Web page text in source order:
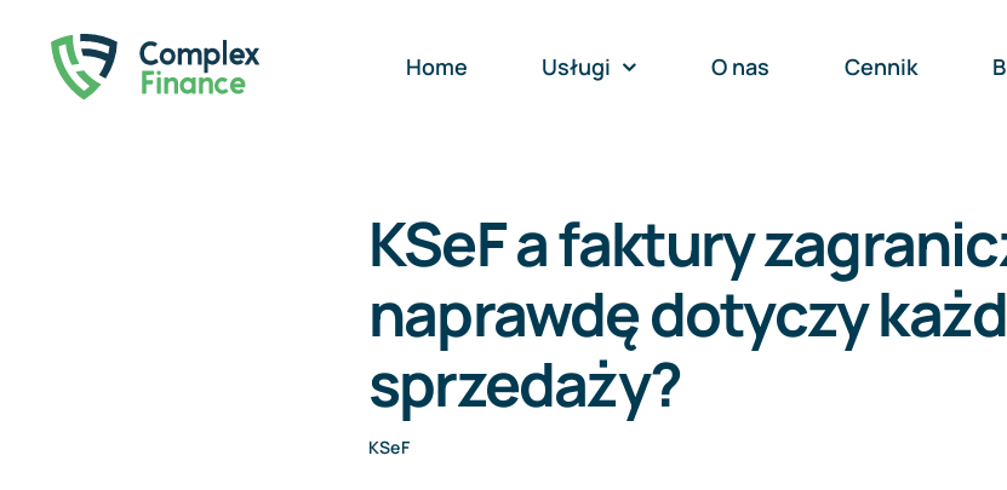
zawartości
Home Usługi O nas Cennik
KSeF a faktury
naprawdę dotyczy
sprzedaży?
KSeF